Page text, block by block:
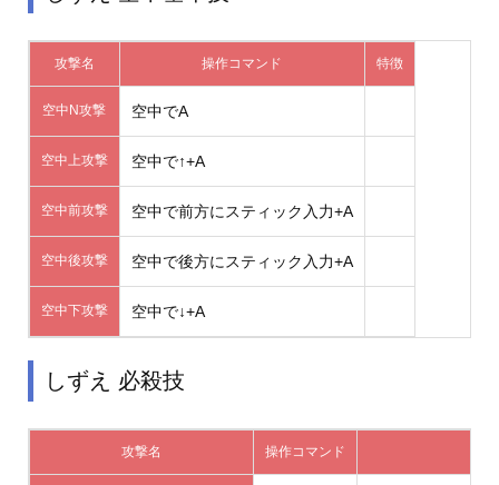
攻撃名 操作コマンド 特徴
空中N攻撃 空中でA
空中上攻撃 空中で↑+A
空中前攻撃 空中で前方にスティック入力+A
空中後攻撃 空中で後方にスティック入力+A
空中下攻撃 空中で↓+A
しずえ 必殺技
攻撃名 操作コマンド